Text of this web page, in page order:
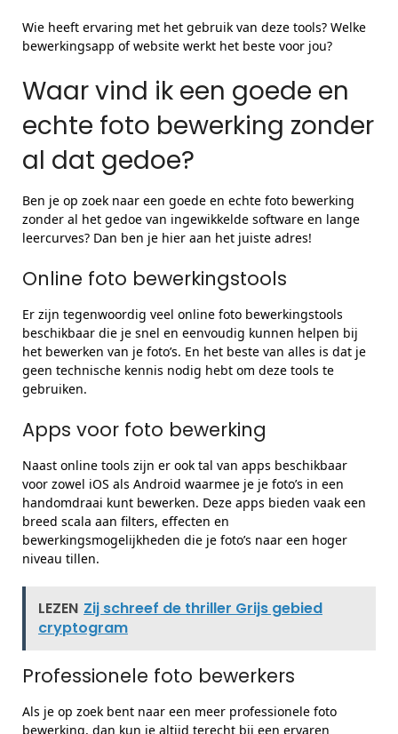
Wie heeft ervaring met het gebruik van deze tools? Welke
bewerkingsapp of website werkt het beste voor jou?
Waar vind ik een goede en
echte foto bewerking zonder
al dat gedoe?
Ben je op zoek naar een goede en echte foto bewerking
zonder al het gedoe van ingewikkelde software en lange
leercurves? Dan ben je hier aan het juiste adres!
Online foto bewerkingstools
Er zijn tegenwoordig veel online foto bewerkingstools
beschikbaar die je snel en eenvoudig kunnen helpen bij
het bewerken van je foto’s. En het beste van alles is dat je
geen technische kennis nodig hebt om deze tools te
gebruiken.
Apps voor foto bewerking
Naast online tools zijn er ook tal van apps beschikbaar
voor zowel iOS als Android waarmee je je foto’s in een
handomdraai kunt bewerken. Deze apps bieden vaak een
breed scala aan filters, effecten en
bewerkingsmogelijkheden die je foto’s naar een hoger
niveau tillen.
LEZEN Zij schreef de thriller Grijs gebied
cryptogram
Professionele foto bewerkers
Als je op zoek bent naar een meer professionele foto
bewerking, dan kun je altijd terecht bij een ervaren